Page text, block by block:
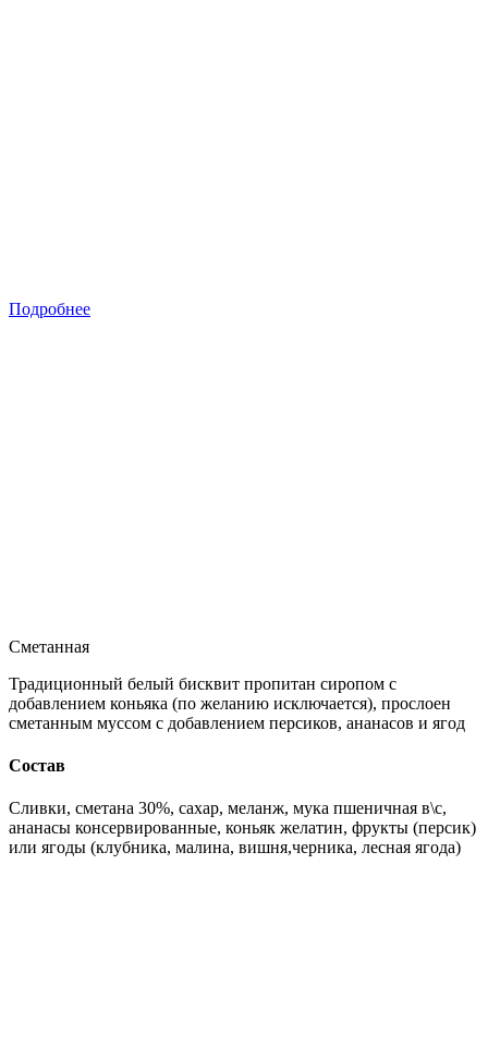
Подробнее
Сметанная
Традиционный белый бисквит пропитан сиропом с
добавлением коньяка (по желанию исключается), прослоен
сметанным муссом с добавлением персиков, ананасов и ягод
Состав
Сливки, сметана 30%, сахар, меланж, мука пшеничная в\с,
ананасы консервированные, коньяк желатин, фрукты (персик)
или ягоды (клубника, малина, вишня,черника, лесная ягода)